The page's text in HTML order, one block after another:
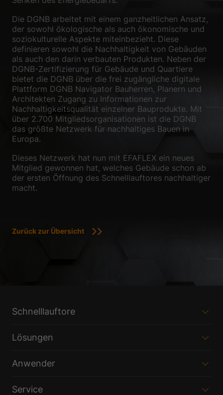
Die DGNB arbeitet mit einem ganzheitlichen Ansatz,
der sowohl ökologische als auch ökonomische und
soziokulturelle Aspekte miteinbezieht. Diese
definieren sowohl die Nachhaltigkeit von Gebäuden
als auch den darin verbauten Produkten. Neben der
DGNB-Zertifizierung für Gebäude und Quartiere
bietet die DGNB über die frei zugängliche digitale
Plattform DGNB Navigator Bauherren, Planern und
Architekten Zugang zu Informationen zur
Nachhaltigkeitsqualität einzelner Bauprodukte. Mit
über 2.700 Mitgliedsorganisationen ist die DGNB
das größte Netzwerk für nachhaltiges Bauen in
Europa.
Dieses Netzwerk hat nun mit EFAFLEX ein neues
Mitglied gewonnen hat, welches Gebäude schon ab
der ersten Öffnung des Schnelllauftores nachhaltiger
macht.
Zurück zur Übersicht
Schnelllauftore
Lösungen
Anwender
Service